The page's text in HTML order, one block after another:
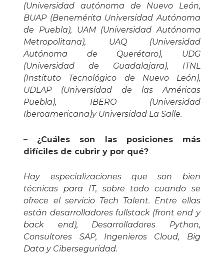
(Universidad autónoma de Nuevo León,
BUAP (Benemérita Universidad Autónoma
de Puebla), UAM (Universidad Autónoma
Metropolitana), UAQ (Universidad
Autónoma de Querétaro), UDG
(Universidad de Guadalajara), ITNL
(Instituto Tecnológico de Nuevo León),
UDLAP (Universidad de las Américas
Puebla), IBERO (Universidad
Iberoamericana)y Universidad La Salle.
– ¿Cuáles son las posiciones más
difíciles de cubrir y por qué?
Hay especializaciones que son bien
técnicas para IT, sobre todo cuando se
ofrece el servicio Tech Talent. Entre ellas
están desarrolladores fullstack (front end y
back end), Desarrolladores Python,
Consultores SAP, Ingenieros Cloud, Big
Data y Ciberseguridad.